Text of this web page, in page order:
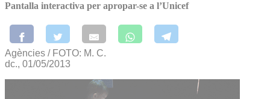
Pantalla interactiva per apropar-se a l’Unicef
Agències / FOTO: M. C.
dc., 01/05/2013